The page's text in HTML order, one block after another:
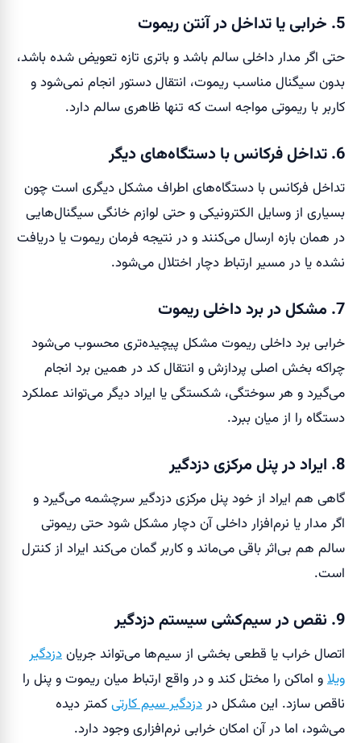
5. خرابی یا تداخل در آنتن ریموت
حتی اگر مدار داخلی سالم باشد و باتری تازه تعویض شده باشد،
بدون سیگنال مناسب ریموت، انتقال دستور انجام نمی‌شود و
کاربر با ریموتی مواجه است که تنها ظاهری سالم دارد.
6. تداخل فرکانس با دستگاه‌های دیگر
تداخل فرکانس با دستگاه‌های اطراف مشکل دیگری است چون
بسیاری از وسایل الکترونیکی و حتی لوازم خانگی سیگنال‌هایی
در همان بازه ارسال می‌کنند و در نتیجه فرمان ریموت یا دریافت
نشده یا در مسیر ارتباط دچار اختلال می‌شود.
7. مشکل در برد داخلی ریموت
خرابی برد داخلی ریموت مشکل پیچیده‌تری محسوب می‌شود
چراکه بخش اصلی پردازش و انتقال کد در همین برد انجام
می‌گیرد و هر سوختگی، شکستگی یا ایراد دیگر می‌تواند عملکرد
دستگاه را از میان ببرد.
8. ایراد در پنل مرکزی دزدگیر
گاهی هم ایراد از خود پنل مرکزی دزدگیر سرچشمه می‌گیرد و
اگر مدار یا نرم‌افزار داخلی آن دچار مشکل شود حتی ریموتی
سالم هم بی‌اثر باقی می‌ماند و کاربر گمان می‌کند ایراد از کنترل
است.
9. نقص در سیم‌کشی سیستم دزدگیر
اتصال خراب یا قطعی بخشی از سیم‌ها می‌تواند جریاندزدگیر
ویلاو اماکن را مختل کند و در واقع ارتباط میان ریموت و پنل را
ناقص سازد. این مشکل دردزدگیر سیم کارتیکمتر دیده
می‌شود، اما در آن امکان خرابی نرم‌افزاری وجود دارد.